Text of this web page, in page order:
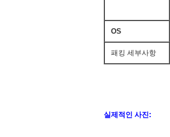
OS
패킹 세부사항
실제적인 사진: